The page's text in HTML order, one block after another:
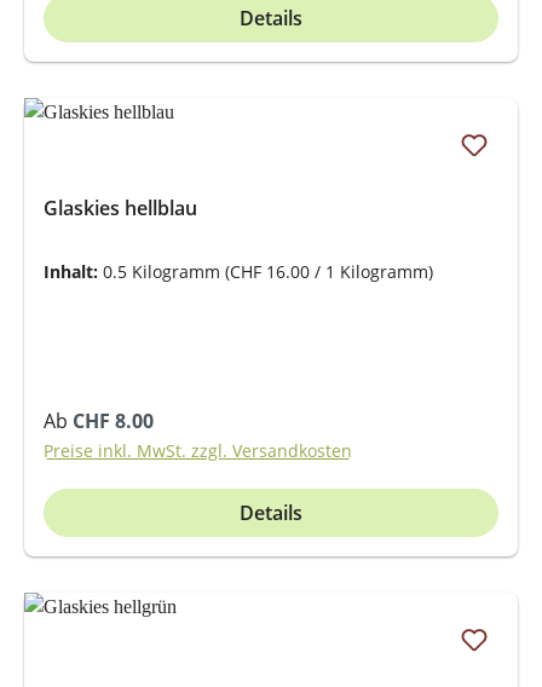
Details
Glaskies hellblau
Inhalt: 0.5 Kilogramm (CHF 16.00 / 1 Kilogramm)
Regulärer Preis:
Ab CHF 8.00
Preise inkl. MwSt. zzgl. Versandkosten
Details